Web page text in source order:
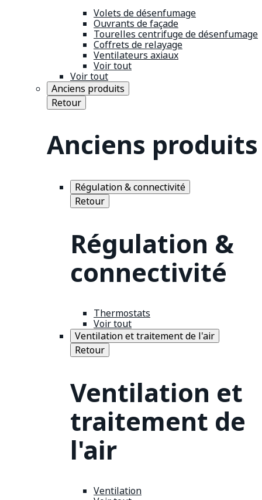
Volets de désenfumage
Ouvrants de façade
Tourelles centrifuge de désenfumage
Coffrets de relayage
Ventilateurs axiaux
Voir tout
Voir tout
Anciens produits
Retour
Anciens produits
Régulation & connectivité
Retour
Régulation &
connectivité
Thermostats
Voir tout
Ventilation et traitement de l'air
Retour
Ventilation et
traitement de
l'air
Ventilation